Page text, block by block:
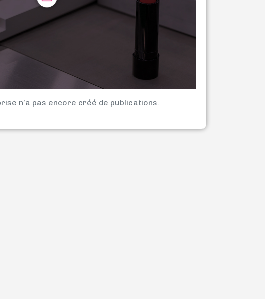
n’a pas encore créé de publications.